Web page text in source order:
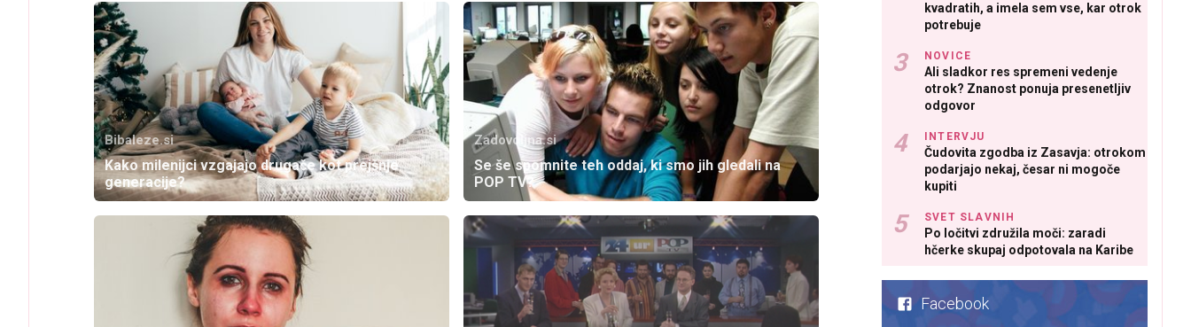
Bibaleze.si
Kako milenijci vzgajajo drugače kot prejšnje
generacije?
Zadovoljna.si
Se še spomnite teh oddaj, ki smo jih gledali na
POP TV?
kvadratih, a imela sem vse, kar otrok
potrebuje
NOVICE
Ali sladkor res spremeni vedenje
otrok? Znanost ponuja presenetljiv
odgovor
INTERVJU
Čudovita zgodba iz Zasavja: otrokom
podarjajo nekaj, česar ni mogoče
kupiti
SVET SLAVNIH
Po ločitvi združila moči: zaradi
hčerke skupaj odpotovala na Karibe
Facebook